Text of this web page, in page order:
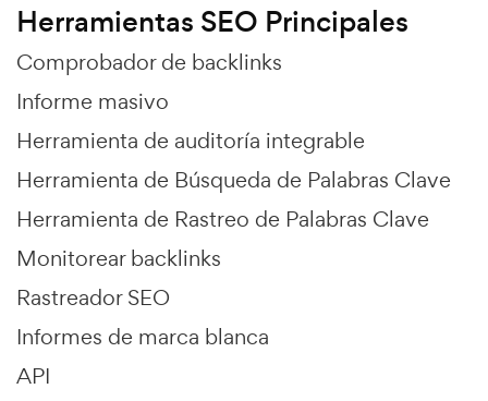
Herramientas SEO Principales
Comprobador de backlinks
Informe masivo
Herramienta de auditoría integrable
Herramienta de Búsqueda de Palabras Clave
Herramienta de Rastreo de Palabras Clave
Monitorear backlinks
Rastreador SEO
Informes de marca blanca
API